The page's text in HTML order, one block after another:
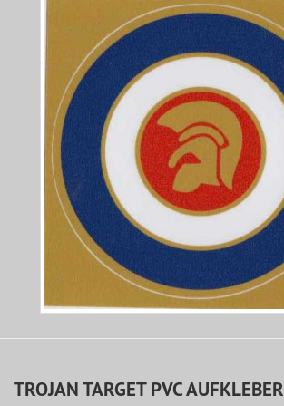
TROJAN TARGET PVC AUFKLEBER